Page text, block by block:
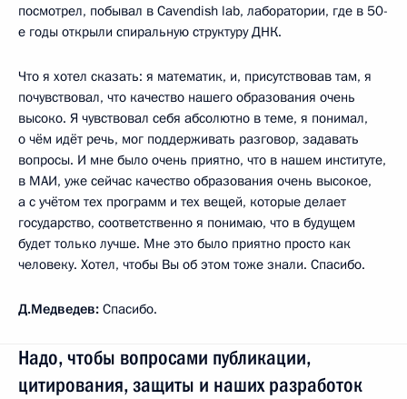
посмотрел, побывал в Cavendish lab, лаборатории, где в 50-
е годы открыли спиральную структуру ДНК.
Что я хотел сказать: я математик, и, присутствовав там, я
почувствовал, что качество нашего образования очень
высоко. Я чувствовал себя абсолютно в теме, я понимал,
о чём идёт речь, мог поддерживать разговор, задавать
вопросы. И мне было очень приятно, что в нашем институте,
в МАИ, уже сейчас качество образования очень высокое,
а с учётом тех программ и тех вещей, которые делает
государство, соответственно я понимаю, что в будущем
будет только лучше. Мне это было приятно просто как
человеку. Хотел, чтобы Вы об этом тоже знали. Спасибо.
Д.Медведев: Спасибо.
Надо, чтобы вопросами публикации,
цитирования, защиты и наших разработок